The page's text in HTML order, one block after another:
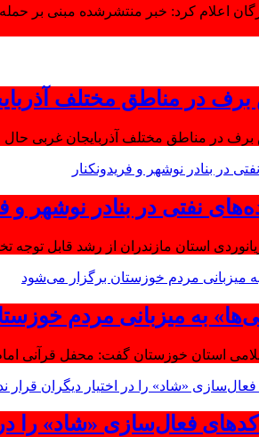
اعلام کرد: خبر منتشرشده مبنی بر
برف در مناطق مختلف
برف در مناطق مختلف آذربایجان غربی
نفتی در بنادر نوشهر و
استان مازندران از رشد قابل توجه
به میزبانی مردم
استان خوزستان گفت: محفل قرآنی
فعال‌سازی «شاد» را در